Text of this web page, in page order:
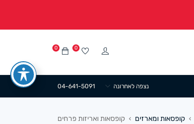
0 0
04-641-5091 נצפה לאחרונה
› קופסאות ומארזים › קופסאות ואריזות פרחים